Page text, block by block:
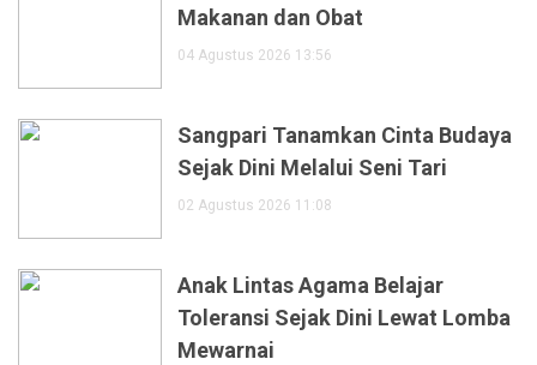
Makanan dan Obat
04 Agustus 2026 13:56
Sangpari Tanamkan Cinta Budaya
Sejak Dini Melalui Seni Tari
02 Agustus 2026 11:08
Anak Lintas Agama Belajar
Toleransi Sejak Dini Lewat Lomba
Mewarnai